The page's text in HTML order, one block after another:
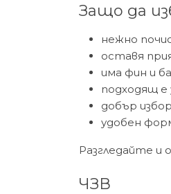
Защо да
нежно
оставя
има фин и
подходящ е
добър
удобен
Разгледайте и
ЧЗВ